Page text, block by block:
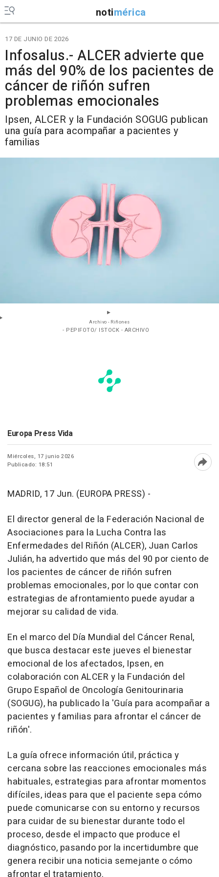
notimérica
17 DE JUNIO DE 2026
Infosalus.- ALCER advierte que
más del 90% de los pacientes de
cáncer de riñón sufren
problemas emocionales
Ipsen, ALCER y la Fundación SOGUG publican
una guía para acompañar a pacientes y
familias
Archivo - Riñones
- PEPIFOTO/ ISTOCK - ARCHIVO
Europa Press Vida
Miércoles, 17 junio 2026
Publicado: 18:51
MADRID, 17 Jun. (EUROPA PRESS) -
El director general de la Federación Nacional de
Asociaciones para la Lucha Contra las
Enfermedades del Riñón (ALCER), Juan Carlos
Julián, ha advertido que más del 90 por ciento de
los pacientes de cáncer de riñón sufren
problemas emocionales, por lo que contar con
estrategias de afrontamiento puede ayudar a
mejorar su calidad de vida.
En el marco del Día Mundial del Cáncer Renal,
que busca destacar este jueves el bienestar
emocional de los afectados, Ipsen, en
colaboración con ALCER y la Fundación del
Grupo Español de Oncología Genitourinaria
(SOGUG), ha publicado la 'Guía para acompañar a
pacientes y familias para afrontar el cáncer de
riñón'.
La guía ofrece información útil, práctica y
cercana sobre las reacciones emocionales más
habituales, estrategias para afrontar momentos
difíciles, ideas para que el paciente sepa cómo
puede comunicarse con su entorno y recursos
para cuidar de su bienestar durante todo el
proceso, desde el impacto que produce el
diagnóstico, pasando por la incertidumbre que
genera recibir una noticia semejante o cómo